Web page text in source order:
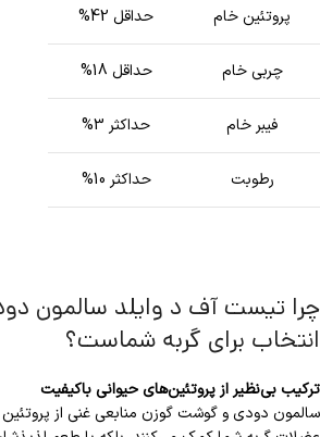
پروتئین خام حداقل 42%
چربی خام حداقل 18%
فیبر خام حداکثر 3%
رطوبت حداکثر 10%
چرا تیست آف د وایلد سالمون
انتخاب برای گربه شماست؟
ترکیب بی‌نظیر از پروتئین‌های حیوانی باکیفیت
سالمون دودی و گوشت گوزن منابعی غنی از